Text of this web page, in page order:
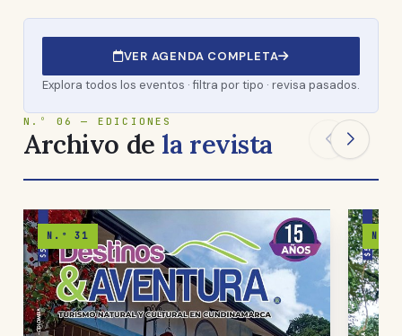
VER AGENDA COMPLETA
Explora todos los eventos · filtra por tipo · revisa pasados.
N.º 06 — EDICIONES
Archivo de la revista
N.º 31 N.º